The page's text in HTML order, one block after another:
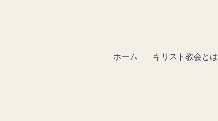
ホーム キリスト教会とは